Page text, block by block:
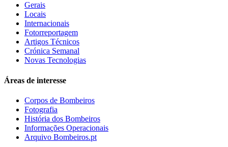
Gerais
Locais
Internacionais
Fotorreportagem
Artigos Técnicos
Crónica Semanal
Novas Tecnologias
Áreas de interesse
Corpos de Bombeiros
Fotografia
História dos Bombeiros
Informações Operacionais
Arquivo Bombeiros.pt